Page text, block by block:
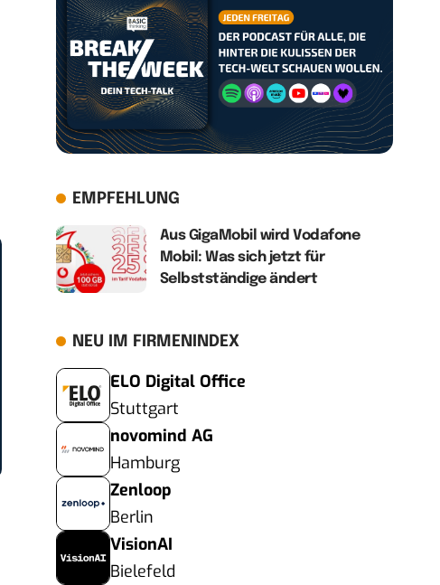
EMPFEHLUNG
Aus GigaMobil wird Vodafone
Mobil: Was sich jetzt für
Selbstständige ändert
NEU IM FIRMENINDEX
ELO Digital Office
Stuttgart
novomind AG
Hamburg
Zenloop
Berlin
VisionAI
Bielefeld